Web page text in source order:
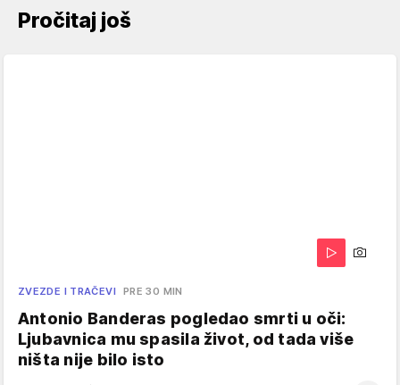
Pročitaj još
ZVEZDE I TRAČEVI PRE 30 MIN
Antonio Banderas pogledao smrti u oči:
Ljubavnica mu spasila život, od tada više
ništa nije bilo isto